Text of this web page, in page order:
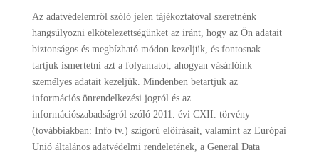
Az adatvédelemről szóló jelen tájékoztatóval szeretnénk
hangsúlyozni elkötelezettségünket az iránt, hogy az Ön adatait
biztonságos és megbízható módon kezeljük, és fontosnak
tartjuk ismertetni azt a folyamatot, ahogyan vásárlóink
személyes adatait kezeljük. Mindenben betartjuk az
információs önrendelkezési jogról és az
információszabadságról szóló 2011. évi CXII. törvény
(továbbiakban: Info tv.) szigorú előírásait, valamint az Európai
Unió általános adatvédelmi rendeletének, a General Data